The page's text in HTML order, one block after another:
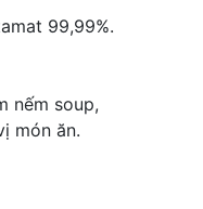
99,99%.
nếm soup,
món ăn.